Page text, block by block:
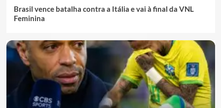
Brasil vence batalha contra a Itália e vai à final da VNL
Feminina